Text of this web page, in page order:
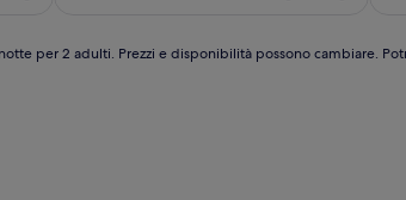
per 2 adulti. Prezzi e disponibilità possono cambiare.